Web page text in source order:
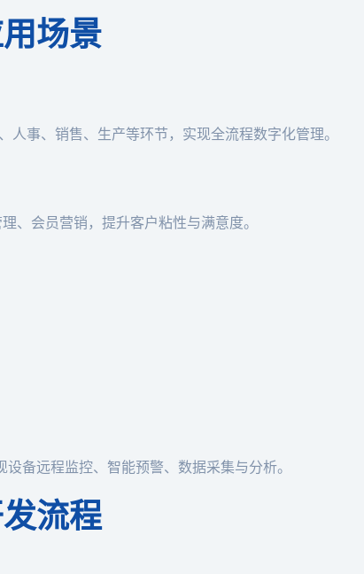
场景
事、销售、生产等环节，实现全流程数字化管理。
、会员营销，提升客户粘性与满意度。
备远程监控、智能预警、数据采集与分析。
流程